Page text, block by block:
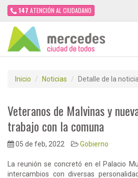
147 ATENCIÓN AL CIUDADANO
Inicio Noticias Detalle de la noticia
Veteranos de Malvinas y
trabajo con la comuna
05 de feb, 2022 Gobierno
La reunión se concretó en el Palacio
intercambios con diversas